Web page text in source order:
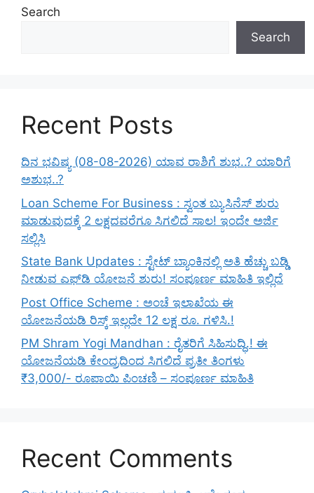
Search
Search
Recent Posts
ದಿನ ಭವಿಷ್ಯ (08-08-2026) ಯಾವ ರಾಶಿಗೆ ಶುಭ..? ಯಾರಿಗೆ
ಅಶುಭ..?
Loan Scheme For Business : ಸ್ವಂತ ಬ್ಯುಸಿನೆಸ್ ಶುರು
ಮಾಡುವುದಕ್ಕೆ 2 ಲಕ್ಷದವರೆಗೂ ಸಿಗಲಿದೆ ಸಾಲ! ಇಂದೇ ಅರ್ಜಿ
ಸಲ್ಲಿಸಿ
State Bank Updates : ಸ್ಟೇಟ್ ಬ್ಯಾಂಕಿನಲ್ಲಿ ಅತಿ ಹೆಚ್ಚು ಬಡ್ಡಿ
ನೀಡುವ ಎಫ್‌ಡಿ ಯೋಜನೆ ಶುರು! ಸಂಪೂರ್ಣ ಮಾಹಿತಿ ಇಲ್ಲಿದೆ
Post Office Scheme : ಅಂಚೆ ಇಲಾಖೆಯ ಈ
ಯೋಜನೆಯಡಿ ರಿಸ್ಕ್‌ ಇಲ್ಲದೇ 12 ಲಕ್ಷ ರೂ. ಗಳಿಸಿ.!
PM Shram Yogi Mandhan : ರೈತರಿಗೆ ಸಿಹಿಸುದ್ಧಿ.! ಈ
ಯೋಜನೆಯಡಿ ಕೇಂದ್ರದಿಂದ ಸಿಗಲಿದೆ ಪ್ರತೀ ತಿಂಗಳು
₹3,000/- ರೂಪಾಯಿ ಪಿಂಚಣಿ – ಸಂಪೂರ್ಣ ಮಾಹಿತಿ
Recent Comments